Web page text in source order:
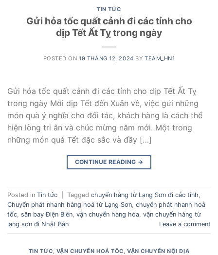
TIN TỨC
Gửi hỏa tốc quất cảnh đi các tỉnh cho
dịp Tết Ất Tỵ trong ngày
POSTED ON19 THÁNG 12, 2024 BY TEAM_HN1
Gửi hỏa tốc quất cảnh đi các tỉnh cho dịp Tết Ất Tỵ
trong ngày Mỗi dịp Tết đến Xuân về, việc gửi những
món quà ý nghĩa cho đối tác, khách hàng là cách thể
hiện lòng tri ân và chúc mừng năm mới. Một trong
những món quà Tết đặc sắc và đầy […]
CONTINUE READING →
Posted in Tin tức Tagged chuyển hàng từ Lạng Sơn đi các tỉnh,
Chuyển phát nhanh hàng hoá từ Lạng Sơn, chuyển phát nhanh hoả
tốc, sân bay Điện Biên, vận chuyển hàng hóa, vận chuyển hàng từ
lạng sơn đi Nhật Bản
Leave a comment
TIN TỨC, VẬN CHUYỂN HOẢ TỐC,VẬN CHUYỂN NỘI ĐỊA